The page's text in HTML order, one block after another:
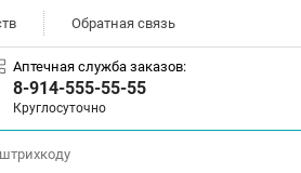
Обратная связь
Аптечная служба заказов:
8-914-555-55-55
Круглосуточно